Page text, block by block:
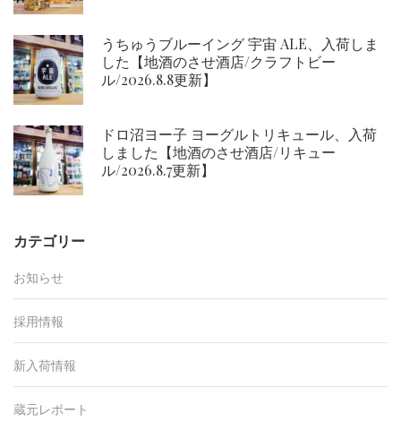
うちゅうブルーイング 宇宙 ALE、入荷しま
した【地酒のさせ酒店/クラフトビー
ル/2026.8.8更新】
ドロ沼ヨー子 ヨーグルトリキュール、入荷
しました【地酒のさせ酒店/リキュー
ル/2026.8.7更新】
カテゴリー
お知らせ
採用情報
新入荷情報
蔵元レポート